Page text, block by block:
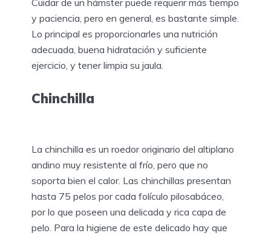
Cuidar de un hámster puede requerir más tiempo
y paciencia, pero en general, es bastante simple.
Lo principal es proporcionarles una nutrición
adecuada, buena hidratación y suficiente
ejercicio, y tener limpia su jaula.
Chinchilla
La chinchilla es un roedor originario del altiplano
andino muy resistente al frío, pero que no
soporta bien el calor. Las chinchillas presentan
hasta 75 pelos por cada folículo pilosabáceo,
por lo que poseen una delicada y rica capa de
pelo. Para la higiene de este delicado hay que